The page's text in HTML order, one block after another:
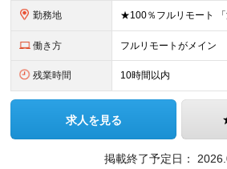
勤務地
働き方 フルリモートがメイン
残業時間 10時間以内
求人を見る
掲載終了予定日：